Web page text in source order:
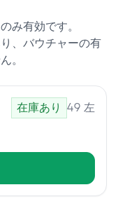
み有効です。
、バウチャーの有
。
在庫あり 49 左